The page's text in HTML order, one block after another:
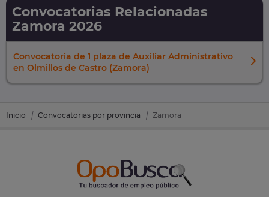
Convocatorias Relacionadas
Zamora 2026
Convocatoria de 1 plaza de Auxiliar Administrativo
en Olmillos de Castro (Zamora)
Inicio Convocatorias por provincia Zamora